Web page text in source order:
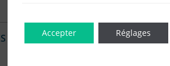
LÉGALES PUBLIÉES EN LIGNE DANS
Accepter Réglages